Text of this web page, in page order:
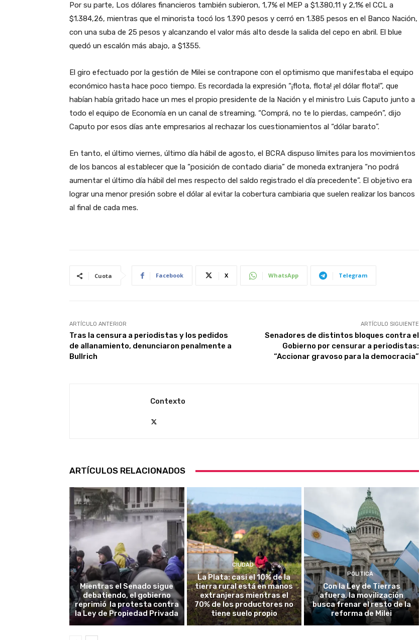
Por su parte, Los dólares financieros también subieron, 1,7% el MEP a $1.380,11 y 2,1% el CCL a
$1.384,26, mientras que el minorista tocó los 1.390 pesos y cerró en 1.385 pesos en el Banco Nación,
con una suba de 25 pesos y alcanzando el valor más alto desde la salida del cepo en abril. El blue
quedó un escalón más abajo, a $1355.
El giro efectuado por la gestión de Milei se contrapone con el optimismo que manifestaba el equipo
económico hasta hace poco tiempo. Es recordada la expresión “¡flota, flota! ¡el dólar flota!”, que
habían había gritado hace un mes el propio presidente de la Nación y el ministro Luis Caputo junto a
todo el equipo de Economía en un canal de streaming. “Comprá, no te lo pierdas, campeón”, dijo
Caputo por esos días ante empresarios al rechazar los cuestionamientos al “dólar barato”.
En tanto, el último viernes, último día hábil de agosto, el BCRA dispuso límites para los movimientos
de los bancos al establecer que la “posición de contado diaria” de moneda extranjera “no podrá
aumentar el último día hábil del mes respecto del saldo registrado el día precedente”. El objetivo era
lograr una menor presión sobre el dólar al evitar la cobertura cambiaria que suelen realizar los bancos
al final de cada mes.
Cuota Facebook X WhatsApp Telegram
ARTÍCULO ANTERIOR
Tras la censura a periodistas y los pedidos
de allanamiento, denunciaron penalmente a
Bullrich
ARTÍCULO SIGUIENTE
Senadores de distintos bloques contra el
Gobierno por censurar a periodistas:
“Accionar gravoso para la democracia”
Contexto
ARTÍCULOS RELACIONADOS
Mientras el Senado sigue
debatiendo, el gobierno
reprimió la protesta contra
la Ley de Propiedad Privada
CIUDAD
La Plata: casi el 10% de la
tierra rural está en manos
extranjeras mientras el
70% de los productores no
tiene suelo propio
POLITICA
Con la Ley de Tierras
afuera, la movilización
busca frenar el resto de la
reforma de Milei